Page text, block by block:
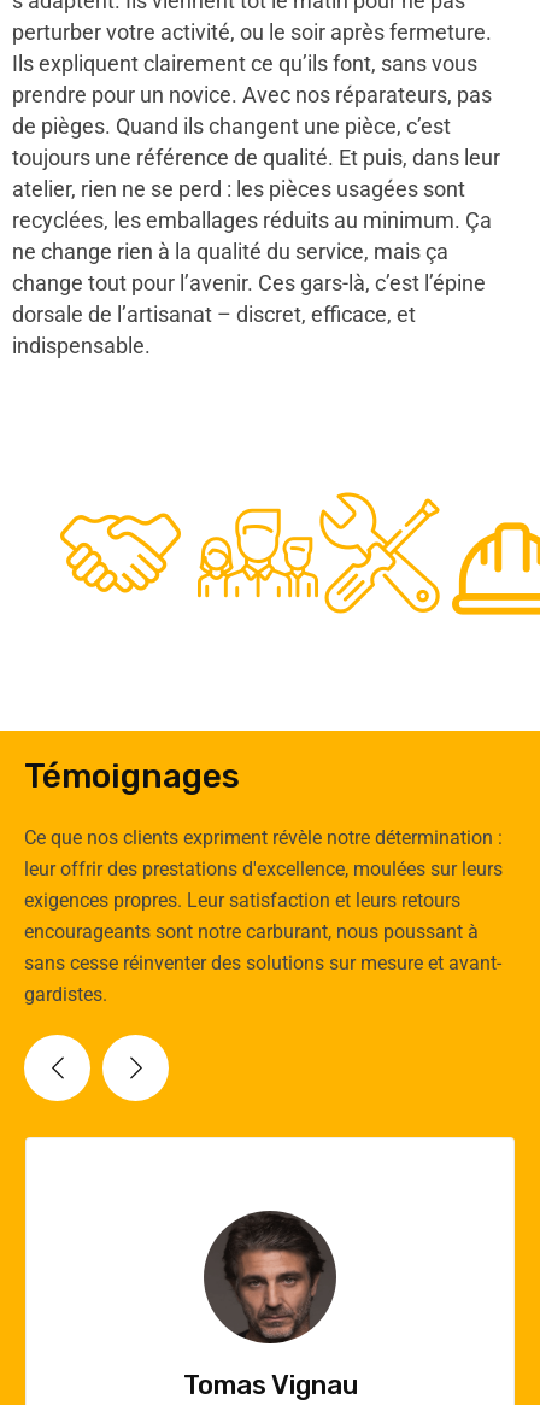
perturber votre activité, ou le soir après fermeture.
Ils expliquent clairement ce qu’ils font, sans vous
prendre pour un novice. Avec nos réparateurs, pas
de pièges. Quand ils changent une pièce, c’est
toujours une référence de qualité. Et puis, dans leur
atelier, rien ne se perd : les pièces usagées sont
recyclées, les emballages réduits au minimum. Ça
ne change rien à la qualité du service, mais ça
change tout pour l’avenir. Ces gars-là, c’est l’épine
dorsale de l’artisanat – discret, efficace, et
indispensable.
48
0
50
Experts
Témoignages
Ce que nos clients expriment révèle notre détermination :
leur offrir des prestations d'excellence, moulées sur leurs
exigences propres. Leur satisfaction et leurs retours
encourageants sont notre carburant, nous poussant à
sans cesse réinventer des solutions sur mesure et avant-
gardistes.
Vincent Quere